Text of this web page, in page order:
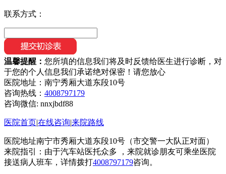
联系方式：
温馨提醒： 您所填的信息我们将及时反馈给医生进行诊断，对
于您的个人信息我们承诺绝对保密！请您放心
医院地址：南宁秀厢大道东段10号
咨询热线： 4008797179
咨询微信: nnxjbdf88
医院首页|在线咨询|来院路线
医院地址南宁市秀厢大道东段10号（市交警一大队正对面）
来院指引：由于汽车站医托众多 ，来院就诊朋友可乘坐医院
接送病人班车，详情拨打4008797179咨询。